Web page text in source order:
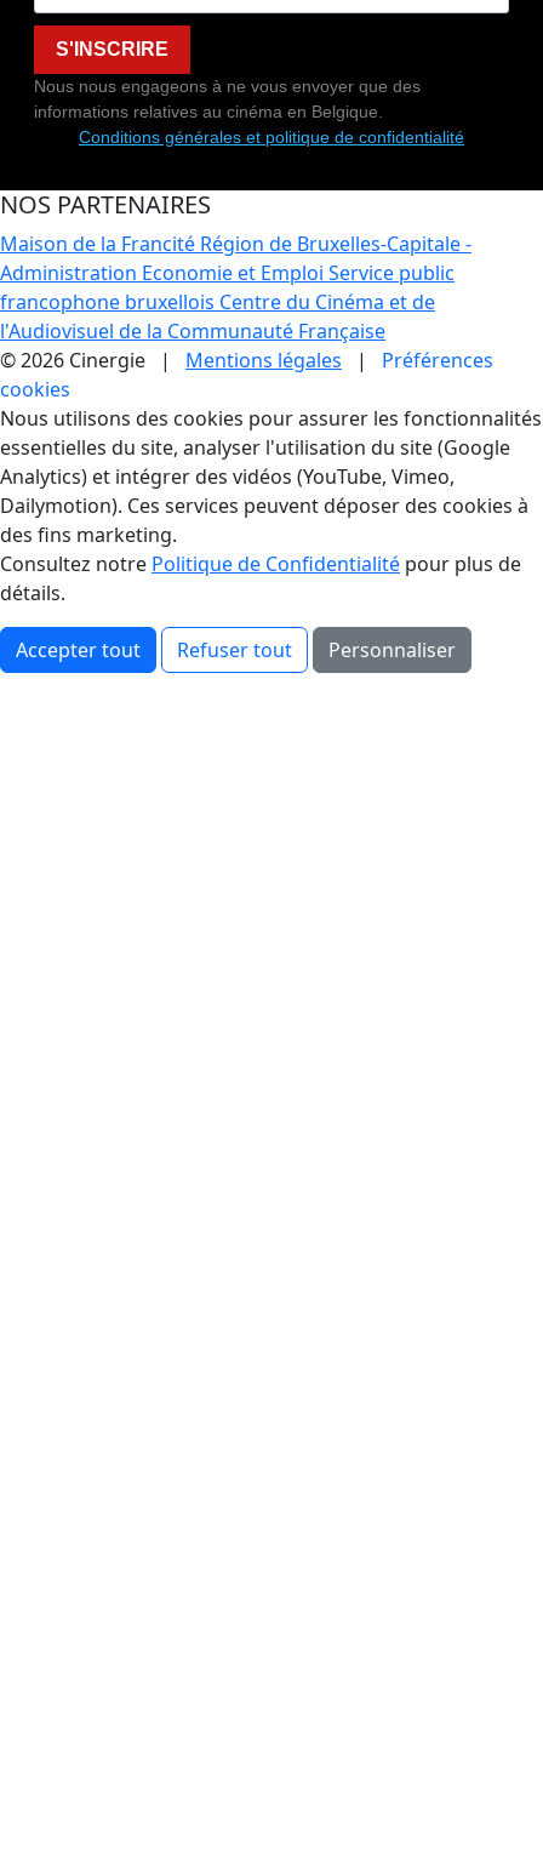
S'INSCRIRE
Nous nous engageons à ne vous envoyer que des
informations relatives au cinéma en Belgique.
Conditions générales et politique de confidentialité
NOS PARTENAIRES
Maison de la Francité Région de Bruxelles-Capitale -
Administration Economie et Emploi Service public
francophone bruxellois Centre du Cinéma et de
l'Audiovisuel de la Communauté Française
© 2026 Cinergie | Mentions légales | Préférences
cookies
Gestion des Cookies
Nous utilisons des cookies pour assurer les fonctionnalités
essentielles du site, analyser l'utilisation du site (Google
Analytics) et intégrer des vidéos (YouTube, Vimeo,
Dailymotion). Ces services peuvent déposer des cookies à
des fins marketing.
Consultez notre Politique de Confidentialité pour plus de
détails.
Accepter tout Refuser tout Personnaliser